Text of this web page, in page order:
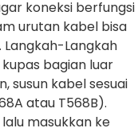
koneksi berfungsi
urutan kabel bisa
Langkah
bagian luar
susun kabel sesuai
atau T568B).
masukkan ke